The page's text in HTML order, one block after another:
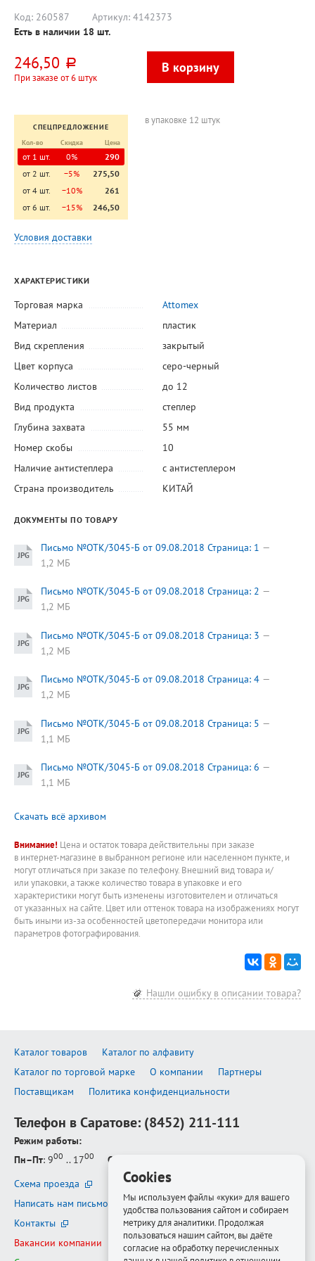
Код: 260587 Артикул: 4142373
Есть в наличии 18 шт.
246,50 руб.
При заказе от 6 штук
СПЕЦПРЕДЛОЖЕНИЕ
Кол-во
Скидка Цена
от 1 шт. 0%
290
от 2 шт.
−5%
275,50
от 4 шт.
−10%
261
от 6 шт.
−15% 246,50
в упаковке 12 штук
Условия доставки
ХАРАКТЕРИСТИКИ
Торговая марка
Attomex
Материал
пластик
Вид скрепления
закрытый
Цвет корпуса
серо-черный
Количество листов
до 12
Вид продукта
степлер
Глубина захвата
55 мм
Номер скобы
10
Наличие антистеплера
с антистеплером
Страна производитель
КИТАЙ
ДОКУМЕНТЫ ПО ТОВАРУ
Письмо №ОТК/3045-Б от 09.08.2018 Страница: 1
1,2 МБ
Письмо №ОТК/3045-Б от 09.08.2018 Страница: 2
1,2 МБ
Письмо №ОТК/3045-Б от 09.08.2018 Страница: 3
1,2 МБ
Письмо №ОТК/3045-Б от 09.08.2018 Страница: 4
1,2 МБ
Письмо №ОТК/3045-Б от 09.08.2018 Страница: 5
1,1 МБ
Письмо №ОТК/3045-Б от 09.08.2018 Страница: 6
1,1 МБ
Скачать всё архивом
Внимание! Цена и остаток товара действительны при заказе
в интернет-магазине в выбранном регионе или населенном пункте, и
могут отличаться при заказе по телефону. Внешний вид товара и/
или упаковки, а также количество товара в упаковке и его
характеристики могут быть изменены изготовителем и отличаться
от указанных на сайте. Цвет или оттенок товара на изображениях могут
быть иными из-за особенностей цветопередачи монитора или
параметров фотографирования.
Нашли ошибку в описании товара?
Каталог товаров
Каталог по алфавиту
Каталог по торговой марке
О компании
Партнеры
Поставщикам
Политика конфиденциальности
Телефон в Саратове: (8452) 211-111
Режим работы:
Пн–Пт: 900 .. 1700 Сб–Вс
Схема проезда
Написать нам письмо
Контакты
Вакансии компании
Cookies
Мы используем файлы «куки» для вашего
удобства пользования сайтом и собираем
метрику для аналитики. Продолжая
пользоваться нашим сайтом, вы даёте
согласие на обработку перечисленных